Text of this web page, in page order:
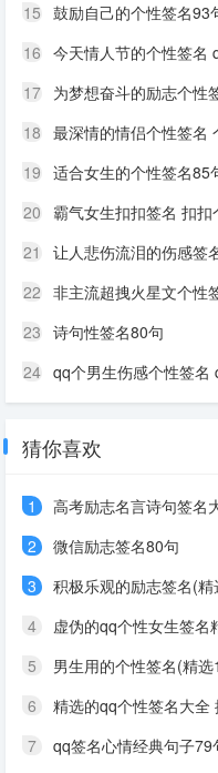
15 鼓励自己的个性签名93
16 今天情人节的个性签名
17 为梦想奋斗的励志个性
18 最深情的情侣个性签名
19 适合女生的个性签名85
20 霸气女生扣扣签名 扣
21
让人悲伤流泪的伤感签
22 非主流超拽火星文个性
23 诗句性签名80句
24 qq个男生伤感个性签名
猜你喜欢
1
高考励志名言诗句签名
2
微信励志签名80句
3
积极乐观的励志签名(精
4
虚伪的qq个性女生签名
5
男生用的个性签名(精
6
精选的qq个性签名大全
7
qq签名心情经典句子79